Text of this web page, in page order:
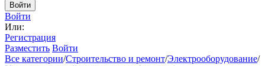
Войти
Войти
Или:
Регистрация
Разместить Войти
Все категории/Строительство и ремонт/Электрооборудование/